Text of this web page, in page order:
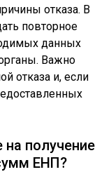
отказа. В
повторное
данных
Важно
отказа и, если
получение
ЕНП?